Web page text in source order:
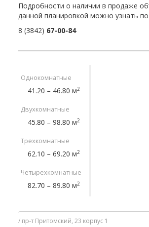
Подробности о наличии в продаже
данной планировкой можно узнать
8 (3842) 67-00-84
Однокомнатные
41.20 – 46.80 м2
Двухкомнатные
45.80 – 98.80 м2
Трехкомнатные
62.10 – 69.20 м2
Четырехкомнатные
82.70 – 89.80 м2
пр-т Притомский, 23 корпус 1